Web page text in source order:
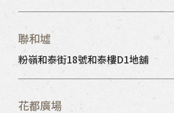
聯和墟
粉嶺和泰街18號和泰樓D1地舖
花都廣場